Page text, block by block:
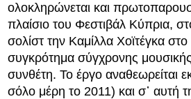
ολοκληρώνεται και
πλαίσιο του Φεστιβάλ Κύπρια,
σολίστ την Καμίλλα Χοϊτέγκα
συγκρότημα σύγχρονης
συνθέτη. Το έργο αναθεωρείται
σόλο μέρη το 2011) και σ᾽ αυτή